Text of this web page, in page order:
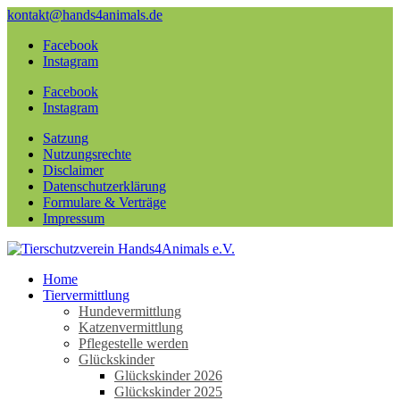
kontakt@hands4animals.de
Facebook
Instagram
Facebook
Instagram
Satzung
Nutzungsrechte
Disclaimer
Datenschutzerklärung
Formulare & Verträge
Impressum
Home
Tiervermittlung
Hundevermittlung
Katzenvermittlung
Pflegestelle werden
Glückskinder
Glückskinder 2026
Glückskinder 2025